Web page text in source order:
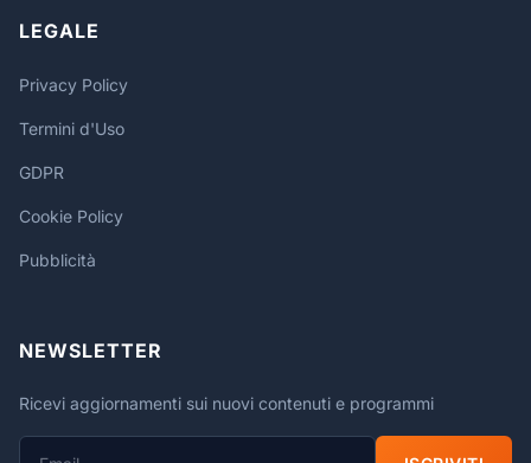
LEGALE
Privacy Policy
Termini d'Uso
GDPR
Cookie Policy
Pubblicità
NEWSLETTER
Ricevi aggiornamenti sui nuovi contenuti e programmi